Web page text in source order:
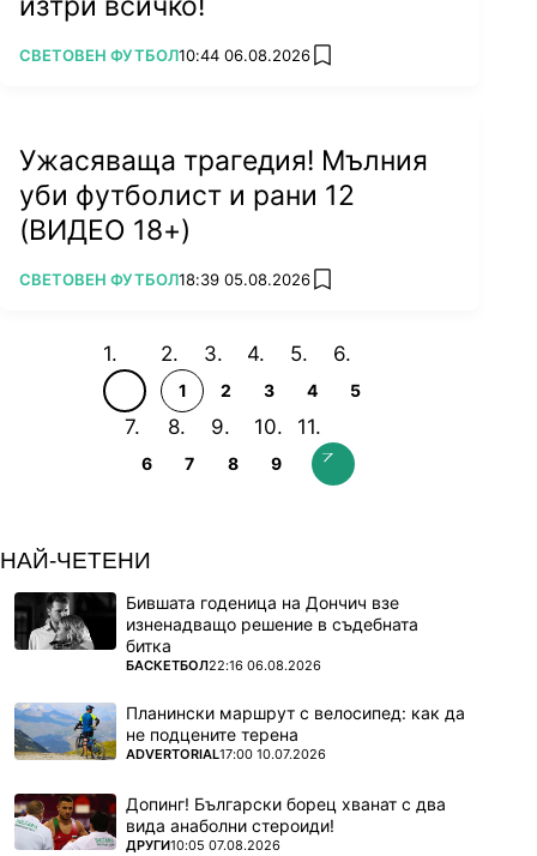
ПОВЕЧЕ ОТ
СВЕТОВЕН ФУТБОЛ10:44 06.08.2026 add favorites
Ужасяваща трагедия! Мълния
уби футболист и рани 12
(ВИДЕО 18+)
ПОВЕЧЕ ОТ
СВЕТОВЕН ФУТБОЛ18:39 05.08.2026 add favorites
1 2 3 4 5
6 7 8 9
НАЙ-ЧЕТЕНИ
Бившата годеница на Дончич взе
изненадващо решение в съдебната
битка
ПОВЕЧЕ ОТ
БАСКЕТБОЛ22:16 06.08.2026
Планински маршрут с велосипед: как да
не подцените терена
ПОВЕЧЕ ОТ
ADVERTORIAL17:00 10.07.2026
Допинг! Български борец хванат с два
вида анаболни стероиди!
ПОВЕЧЕ ОТ
ДРУГИ10:05 07.08.2026